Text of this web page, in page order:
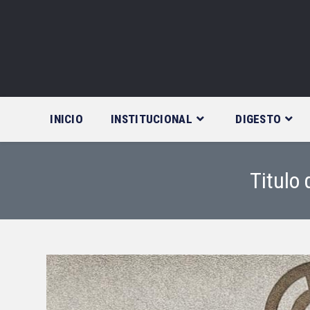
INICIO INSTITUCIONAL DIGESTO
Titulo